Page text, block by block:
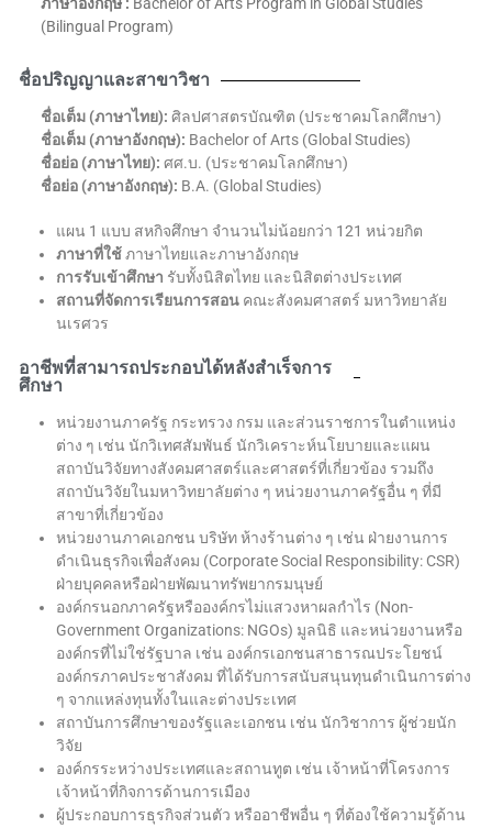
ภาษาอังกฤษ : Bachelor of Arts Program in Global Studies
(Bilingual Program)
ชื่อปริญญาและสาขาวิชา
ชื่อเต็ม (ภาษาไทย): ศิลปศาสตรบัณฑิต (ประชาคมโลกศึกษา)
ชื่อเต็ม (ภาษาอังกฤษ): Bachelor of Arts (Global Studies)
ชื่อย่อ (ภาษาไทย): ศศ.บ. (ประชาคมโลกศึกษา)
ชื่อย่อ (ภาษาอังกฤษ): B.A. (Global Studies)
แผน 1 แบบ สหกิจศึกษา จำนวนไม่น้อยกว่า 121 หน่วยกิต
ภาษาที่ใช้ภาษาไทยและภาษาอังกฤษ
การรับเข้าศึกษา รับทั้งนิสิตไทย และนิสิตต่างประเทศ
สถานที่จัดการเรียนการสอนคณะสังคมศาสตร์ มหาวิทยาลัย
นเรศวร
อาชีพที่สามารถประกอบได้หลังสำเร็จการ
ศึกษา
หน่วยงานภาครัฐ กระทรวง กรม และส่วนราชการในตำแหน่ง
ต่าง ๆ เช่น นักวิเทศสัมพันธ์ นักวิเคราะห์นโยบายและแผน
สถาบันวิจัยทางสังคมศาสตร์และศาสตร์ที่เกี่ยวข้อง รวมถึง
สถาบันวิจัยในมหาวิทยาลัยต่าง ๆ หน่วยงานภาครัฐอื่น ๆ ที่มี
สาขาที่เกี่ยวข้อง
หน่วยงานภาคเอกชน บริษัท ห้างร้านต่าง ๆ เช่น ฝ่ายงานการ
ดำเนินธุรกิจเพื่อสังคม (Corporate Social Responsibility: CSR)
ฝ่ายบุคคลหรือฝ่ายพัฒนาทรัพยากรมนุษย์
องค์กรนอกภาครัฐหรือองค์กรไม่แสวงหาผลกำไร (Non-
Government Organizations: NGOs) มูลนิธิ และหน่วยงานหรือ
องค์กรที่ไม่ใช่รัฐบาล เช่น องค์กรเอกชนสาธารณประโยชน์
องค์กรภาคประชาสังคม ที่ได้รับการสนับสนุนทุนดำเนินการต่าง
ๆ จากแหล่งทุนทั้งในและต่างประเทศ
สถาบันการศึกษาของรัฐและเอกชน เช่น นักวิชาการ ผู้ช่วยนัก
วิจัย
องค์กรระหว่างประเทศและสถานทูต เช่น เจ้าหน้าที่โครงการ
เจ้าหน้าที่กิจการด้านการเมือง
ผู้ประกอบการธุรกิจส่วนตัว หรืออาชีพอื่น ๆ ที่ต้องใช้ความรู้ด้าน